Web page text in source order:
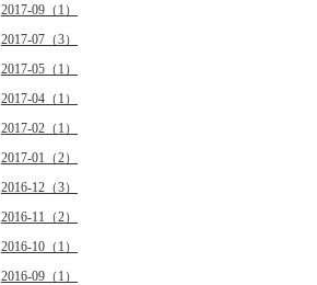
2017-09（1）
2017-07（3）
2017-05（1）
2017-04（1）
2017-02（1）
2017-01（2）
2016-12（3）
2016-11（2）
2016-10（1）
2016-09（1）